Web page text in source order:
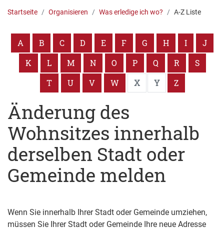
Startseite Organisieren Was erledige ich wo? A-Z Liste
A B C D E F G H I
J
K
L M N O P Q R
S
T
U V W X Y Z
Änderung des
Wohnsitzes innerhalb
derselben Stadt oder
Gemeinde melden
Wenn Sie innerhalb Ihrer Stadt oder Gemeinde umziehen,
müssen Sie Ihrer Stadt oder Gemeinde Ihre neue Adresse